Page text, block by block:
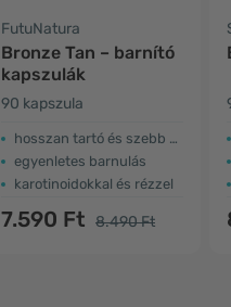
FutuNatura
Bronze Tan – barnító
kapszulák
90 kapszula
hosszan tartó és szebb barnaság
egyenletes barnulás
karotinoidokkal és rézzel
7.590 Ft 8.490 Ft